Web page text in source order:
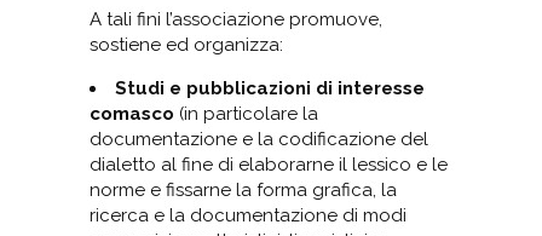
A tali fini l’associazione promuove,
sostiene ed organizza:
Studi e pubblicazioni di interesse
comasco (in particolare la
documentazione e la codificazione del
dialetto al fine di elaborarne il lessico e le
norme e fissarne la forma grafica, la
ricerca e la documentazione di modi